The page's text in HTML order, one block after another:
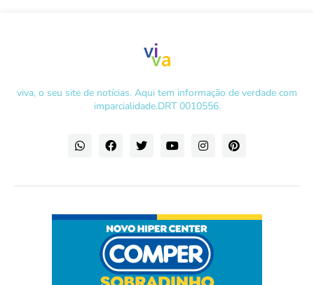
viva, o seu site de notícias. Aqui tem informação de verdade com
imparcialidade.DRT 0010556.